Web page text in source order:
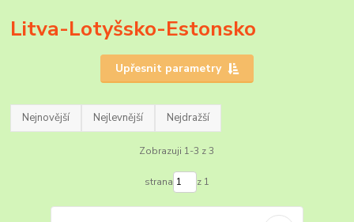
Litva-Lotyšsko-Estonsko
Upřesnit parametry
Nejnovější Nejlevnější Nejdražší
Zobrazuji 1-3 z 3
strana z 1